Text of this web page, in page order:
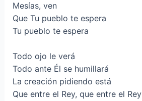
Mesías, ven
Que Tu pueblo te espera
Tu pueblo te espera
Todo ojo le verá
Todo ante Él se humillará
La creación pidiendo está
Que entre el Rey, que entre el Rey